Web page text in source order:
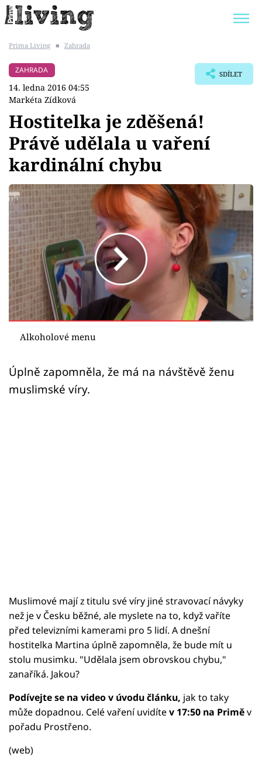
BYDLENÍ SLAVNÝCH
Témata
Bydlení
Zahrada
Design
Sledujte prima+
Přihlášení
Sledujte nás
Prima Living ■ Zahrada
ZAHRADA
14. ledna 2016 04:55
Markéta Zídková
SDÍLET
Hostitelka je zděšená!
Právě udělala u vaření
kardinální chybu
Alkoholové menu
Úplně zapomněla, že má na návštěvě ženu
muslimské víry.
Muslimové mají z titulu své víry jiné stravovací návyky
než je v Česku běžné, ale myslete na to, když vaříte
před televizními kamerami pro 5 lidí. A dnešní
hostitelka Martina úplně zapomněla, že bude mít u
stolu musimku. "Udělala jsem obrovskou chybu,"
zanaříká. Jakou?
Podívejte se na video v úvodu článku, jak to taky
může dopadnou. Celé vaření uvidítev 17:50 na Priměv
pořadu Prostřeno.
(web)